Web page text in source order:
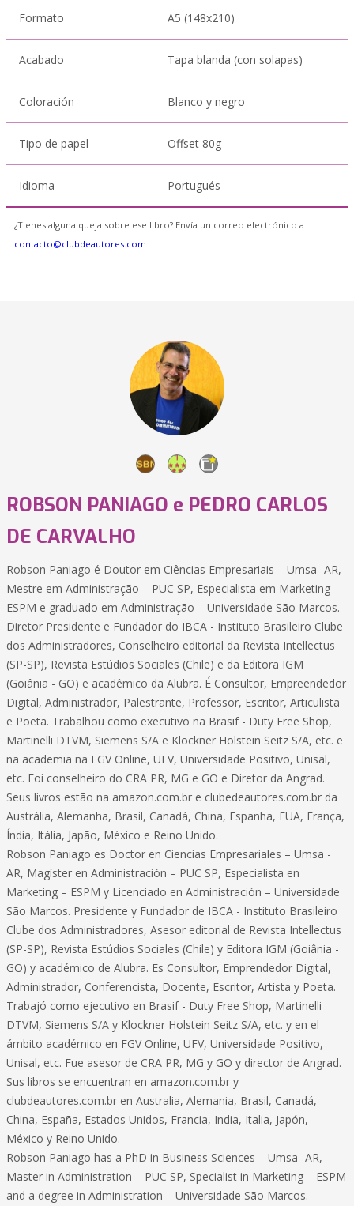
Formato A5 (148x210)
Acabado Tapa blanda (con solapas)
Coloración Blanco y negro
Tipo de papel Offset 80g
Idioma Portugués
¿Tienes alguna queja sobre ese libro? Envía un correo electrónico a
contacto@clubdeautores.com
ROBSON PANIAGO e PEDRO CARLOS
DE CARVALHO
Robson Paniago é Doutor em Ciências Empresariais – Umsa -AR,
Mestre em Administração – PUC SP, Especialista em Marketing -
ESPM e graduado em Administração – Universidade São Marcos.
Diretor Presidente e Fundador do IBCA - Instituto Brasileiro Clube
dos Administradores, Conselheiro editorial da Revista Intellectus
(SP-SP), Revista Estúdios Sociales (Chile) e da Editora IGM
(Goiânia - GO) e acadêmico da Alubra. É Consultor, Empreendedor
Digital, Administrador, Palestrante, Professor, Escritor, Articulista
e Poeta. Trabalhou como executivo na Brasif - Duty Free Shop,
Martinelli DTVM, Siemens S/A e Klockner Holstein Seitz S/A, etc. e
na academia na FGV Online, UFV, Universidade Positivo, Unisal,
etc. Foi conselheiro do CRA PR, MG e GO e Diretor da Angrad.
Seus livros estão na amazon.com.br e clubedeautores.com.br da
Austrália, Alemanha, Brasil, Canadá, China, Espanha, EUA, França,
Índia, Itália, Japão, México e Reino Unido.
Robson Paniago es Doctor en Ciencias Empresariales – Umsa -
AR, Magíster en Administración – PUC SP, Especialista en
Marketing – ESPM y Licenciado en Administración – Universidade
São Marcos. Presidente y Fundador de IBCA - Instituto Brasileiro
Clube dos Administradores, Asesor editorial de Revista Intellectus
(SP-SP), Revista Estúdios Sociales (Chile) y Editora IGM (Goiânia -
GO) y académico de Alubra. Es Consultor, Emprendedor Digital,
Administrador, Conferencista, Docente, Escritor, Artista y Poeta.
Trabajó como ejecutivo en Brasif - Duty Free Shop, Martinelli
DTVM, Siemens S/A y Klockner Holstein Seitz S/A, etc. y en el
ámbito académico en FGV Online, UFV, Universidade Positivo,
Unisal, etc. Fue asesor de CRA PR, MG y GO y director de Angrad.
Sus libros se encuentran en amazon.com.br y
clubdeautores.com.br en Australia, Alemania, Brasil, Canadá,
China, España, Estados Unidos, Francia, India, Italia, Japón,
México y Reino Unido.
Robson Paniago has a PhD in Business Sciences – Umsa -AR,
Master in Administration – PUC SP, Specialist in Marketing – ESPM
and a degree in Administration – Universidade São Marcos.